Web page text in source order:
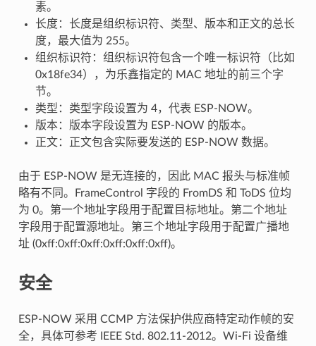
素。
长度：长度是组织标识符、类型、版本和正文的总长
度，最大值为 255。
组织标识符：组织标识符包含一个唯一标识符（比如
0x18fe34），为乐鑫指定的 MAC 地址的前三个字
节。
类型：类型字段设置为 4，代表 ESP-NOW。
版本：版本字段设置为 ESP-NOW 的版本。
正文：正文包含实际要发送的 ESP-NOW 数据。
由于 ESP-NOW 是无连接的，因此 MAC 报头与标准帧
略有不同。FrameControl 字段的 FromDS 和 ToDS 位均
为 0。第一个地址字段用于配置目标地址。第二个地址
字段用于配置源地址。第三个地址字段用于配置广播地
址 (0xff:0xff:0xff:0xff:0xff:0xff)。
安全
ESP-NOW 采用 CCMP 方法保护供应商特定动作帧的安
全，具体可参考 IEEE Std. 802.11-2012。Wi-Fi 设备维